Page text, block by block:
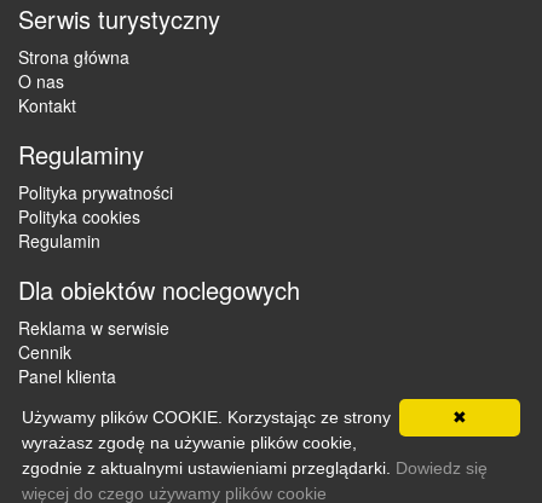
Serwis turystyczny
Strona główna
O nas
Kontakt
Regulaminy
Polityka prywatności
Polityka cookies
Regulamin
Dla obiektów noclegowych
Reklama w serwisie
Cennik
Panel klienta
Copyright © 2012 - 2026 ZaklepNocleg.pl. Wszystkie prawa
zastrzeżone
✖
Używamy plików COOKIE. Korzystając ze strony
wyrażasz zgodę na używanie plików cookie,
zgodnie z aktualnymi ustawieniami przeglądarki. Dowiedz się
więcej do czego używamy plików cookie